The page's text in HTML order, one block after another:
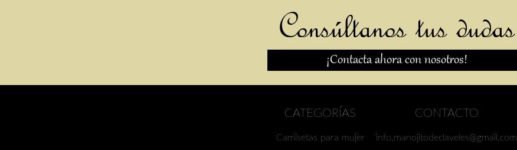
Consúltanos tus dudas
¡Contacta ahora con nosotros!
CATEGORÍAS
Camisetas para mujer
CONTACTO
info.manojitodeclaveles@gmail.com